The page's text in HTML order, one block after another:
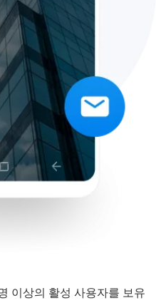
이상의 활성 사용자를 보유